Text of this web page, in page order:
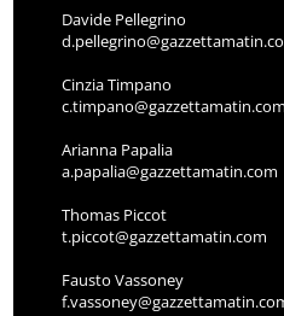
Davide Pellegrino
Cinzia Timpano
c.timpano@gazzettamatin.com
Arianna Papalia
a.papalia@gazzettamatin.com
Thomas Piccot
t.piccot@gazzettamatin.com
Fausto Vassoney